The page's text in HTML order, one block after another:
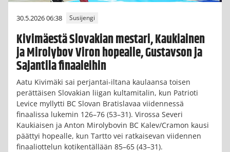
30.5.2026 06:38 Susijengi
Kivimäestä Slovakian mestari, Kaukiainen
ja Mirolybov Viron hopealle, Gustavson ja
Sajantila finaaleihin
Aatu Kivimäki sai perjantai-iltana kaulaansa toisen
perättäisen Slovakian liigan kultamitalin, kun Patrioti
Levice myllytti BC Slovan Bratislavaa viidennessä
finaalissa lukemin 126–76 (53–31). Virossa Severi
Kaukiaisen ja Anton Mirolybovin BC Kalev/Cramon kausi
päättyi hopealle, kun Tartto vei ratkaisevan viidennen
finaaliottelun kotikentällään 85–65 (43–31).